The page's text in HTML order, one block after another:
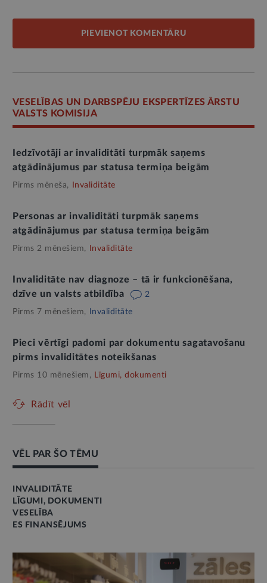
PIEVIENOT KOMENTĀRU
VESELĪBAS UN DARBSPĒJU EKSPERTĪZES ĀRSTU
VALSTS KOMISIJA
Iedzīvotāji ar invaliditāti turpmāk saņems
atgādinājumus par statusa termiņa beigām
Pirms mēneša, Invaliditāte
Personas ar invaliditāti turpmāk saņems
atgādinājumus par statusa termiņa beigām
Pirms 2 mēnešiem, Invaliditāte
Invaliditāte nav diagnoze – tā ir funkcionēšana,
dzīve un valsts atbildība
2
Pirms 7 mēnešiem, Invaliditāte
Pieci vērtīgi padomi par dokumentu sagatavošanu
pirms invaliditātes noteikšanas
Pirms 10 mēnešiem, Līgumi, dokumenti
Rādīt vēl
VĒL PAR ŠO TĒMU
INVALIDITĀTE
LĪGUMI, DOKUMENTI
VESELĪBA
ES FINANSĒJUMS